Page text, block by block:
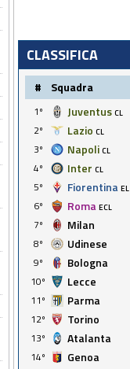
CLASSIFICA
# Squadra
1º Juventus CL
2º
Lazio CL
3º
Napoli CL
4º
Inter CL
5º
Fiorentina EL
6º
Roma ECL
7º
Milan
8º
Udinese
9º
Bologna
10º
Lecce
11º
Parma
12º
Torino
13º
Atalanta
14º
Genoa